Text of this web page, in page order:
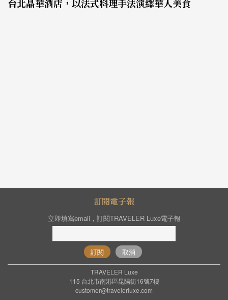
台北晶華酒店，以法式料理手法演繹華人美食
訂閱電子報
立即填寫email，訂閱TRAVELER Luxe電子報
訂閱 取消
TRAVELER Luxe
115 台北市南港區昆陽街16號7樓
customer@travelerluxe.com